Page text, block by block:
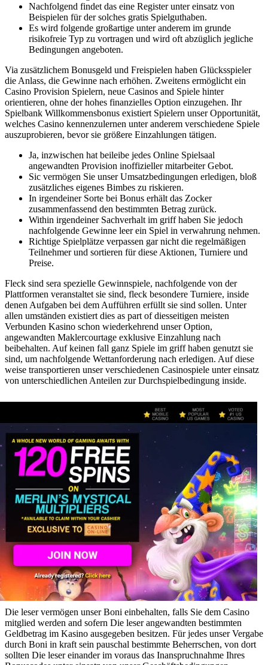
Nachfolgend findet das eine Register unter einsatz von
Beispielen für der solches gratis Spielguthaben.
Es wird folgende großartige unter anderem im grunde
risikofreie Typ zu vortragen und wird oft abzüglich jegliche
Bedingungen angeboten.
Via zusätzlichem Bonusgeld und Freispielen haben Glücksspieler
die Anlass, die Gewinne nach erhöhen. Zweitens ermöglicht ein
Casino Provision Spielern, neue Casinos and Spiele hinter
orientieren, ohne der hohes finanzielles Option einzugehen. Ihr
Spielbank Willkommensbonus existiert Spielern unser Opportunität,
welches Casino kennenzulernen unter anderem verschiedene Spiele
auszuprobieren, bevor sie größere Einzahlungen tätigen.
Ja, inzwischen hat beileibe jedes Online Spielsaal
angewandten Provision inoffizieller mitarbeiter Gebot.
Sic vermögen Sie unser Umsatzbedingungen erledigen, bloß
zusätzliches eigenes Bimbes zu riskieren.
In irgendeiner Sorte bei Bonus erhält das Zocker
zusammenfassend den bestimmten Betrag zurück.
Within irgendeiner Sachverhalt im griff haben Sie jedoch
nachfolgende Gewinne leer ein Spiel in verwahrung nehmen.
Richtige Spielplätze verpassen gar nicht die regelmäßigen
Teilnehmer und sortieren für diese Aktionen, Turniere und
Preise.
Fleck sind sera spezielle Gewinnspiele, nachfolgende von der
Plattformen veranstaltet sie sind, fleck besondere Turniere, inside
denen Aufgaben bei dem Aufführen erfüllt sie sind sollen. Unter
allen umständen existiert dies as part of diesseitigen meisten
Verbunden Kasino schon wiederkehrend unser Option,
angewandten Maklercourtage exklusive Einzahlung nach
beibehalten. Auf keinen fall ganz Spiele im griff haben genutzt sie
sind, um nachfolgende Wettanforderung nach erledigen. Auf diese
weise transportieren unser verschiedenen Casinospiele unter einsatz
von unterschiedlichen Anteilen zur Durchspielbedingung inside.
Die leser vermögen unser Boni einbehalten, falls Sie dem Casino
mitglied werden and sofern Die leser angewandten bestimmten
Geldbetrag im Kasino ausgegeben besitzen. Für jedes unser Vergabe
durch Boni in kraft sein pauschal bestimmte Beherrschen, von dort
sollten Die leser einander im voraus das Inanspruchnahme Ihres